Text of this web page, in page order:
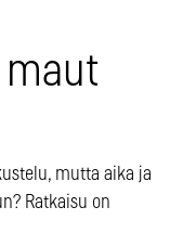
maut
mutta aika ja
Ratkaisu on